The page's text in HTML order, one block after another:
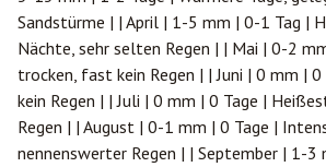
Sandstürme | | April | 1-5 mm | 0-1 Tag |
Nächte, sehr selten Regen | | Mai | 0-2
trocken, fast kein Regen | | Juni | 0 mm |
kein Regen | | Juli | 0 mm | 0 Tage |
Regen | | August | 0-1 mm | 0 Tage |
nennenswerter Regen | | September | 1-3